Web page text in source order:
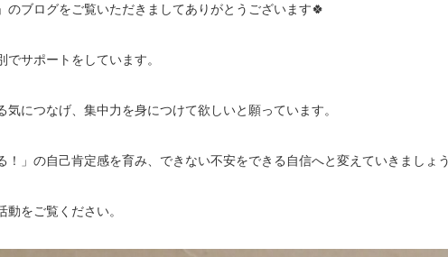
のブログをご覧いただきましてありがとうございます🍀
でサポートをしています。
気につなげ、集中力を身につけて欲しいと願っています。
！」の自己肯定感を育み、できない不安をできる自信へと変えていきましょう
をご覧ください。